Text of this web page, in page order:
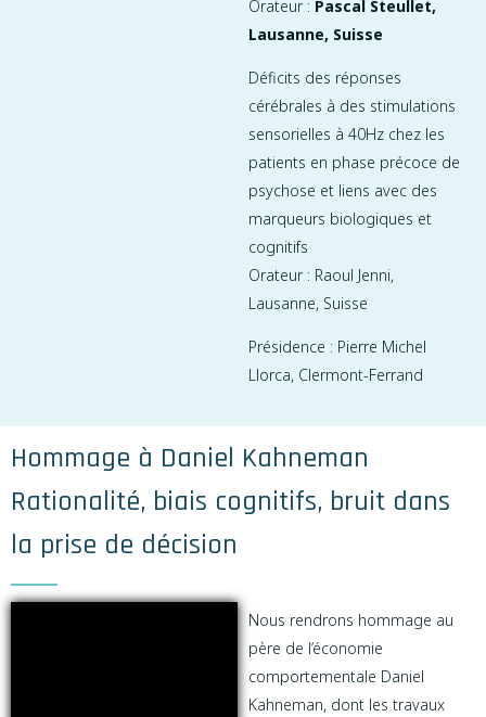
Orateur : Pascal Steullet,
Lausanne, Suisse
Déficits des réponses
cérébrales à des stimulations
sensorielles à 40Hz chez les
patients en phase précoce de
psychose et liens avec des
marqueurs biologiques et
cognitifs
Orateur : Raoul Jenni,
Lausanne, Suisse
Présidence : Pierre Michel
Llorca, Clermont-Ferrand
Hommage à Daniel Kahneman
Rationalité, biais cognitifs, bruit dans
la prise de décision
Nous rendrons hommage au
père de l’économie
comportementale Daniel
Kahneman, dont les travaux